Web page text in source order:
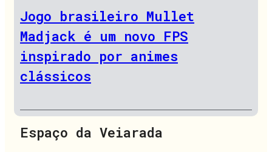
Jogo brasileiro Mullet
Madjack é um novo FPS
inspirado por animes
clássicos
Espaço da Veiarada